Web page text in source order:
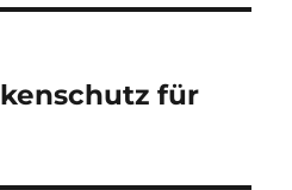
für